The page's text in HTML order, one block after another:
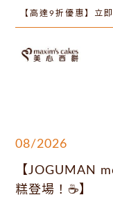
【高達9折優惠】立
08/2026
【JOGUMAN
糕登場！☕】